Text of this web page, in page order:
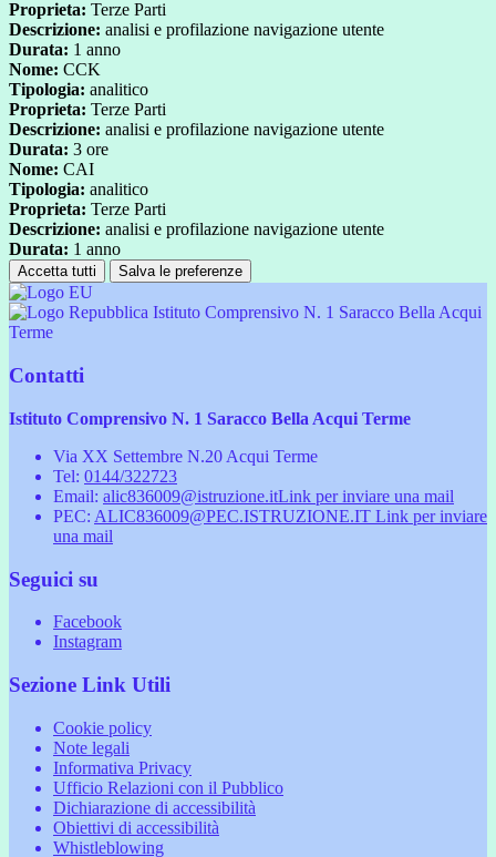
Proprieta: Terze Parti
Descrizione: analisi e profilazione navigazione utente
Durata: 1 anno
Nome: CCK
Tipologia: analitico
Proprieta: Terze Parti
Descrizione: analisi e profilazione navigazione utente
Durata: 3 ore
Nome: CAI
Tipologia: analitico
Proprieta: Terze Parti
Descrizione: analisi e profilazione navigazione utente
Durata: 1 anno
Accetta tutti Salva le preferenze
Istituto Comprensivo N. 1 Saracco Bella Acqui
Terme
Contatti
Istituto Comprensivo N. 1 Saracco Bella Acqui Terme
Via XX Settembre N.20 Acqui Terme
Tel: 0144/322723
Email: alic836009@istruzione.itLink per inviare una mail
PEC: ALIC836009@PEC.ISTRUZIONE.IT Link per inviare
una mail
Seguici su
Facebook
Instagram
Sezione Link Utili
Cookie policy
Note legali
Informativa Privacy
Ufficio Relazioni con il Pubblico
Dichiarazione di accessibilità
Obiettivi di accessibilità
Whistleblowing